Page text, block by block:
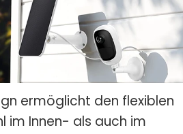
ermöglicht den flexiblen
im Innen- als auch im